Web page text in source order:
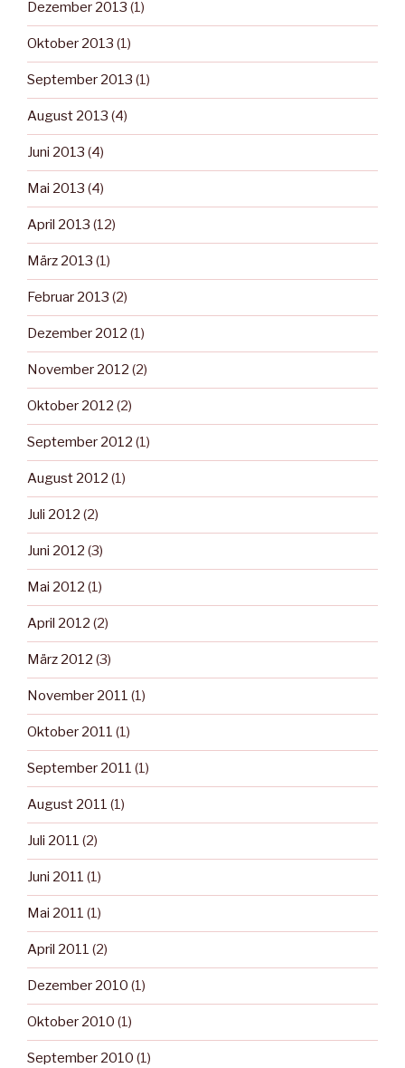
Dezember 2013 (1)
Oktober 2013 (1)
September 2013 (1)
August 2013 (4)
Juni 2013 (4)
Mai 2013 (4)
April 2013 (12)
März 2013 (1)
Februar 2013 (2)
Dezember 2012 (1)
November 2012 (2)
Oktober 2012 (2)
September 2012 (1)
August 2012 (1)
Juli 2012 (2)
Juni 2012 (3)
Mai 2012 (1)
April 2012 (2)
März 2012 (3)
November 2011 (1)
Oktober 2011 (1)
September 2011 (1)
August 2011 (1)
Juli 2011 (2)
Juni 2011 (1)
Mai 2011 (1)
April 2011 (2)
Dezember 2010 (1)
Oktober 2010 (1)
September 2010 (1)